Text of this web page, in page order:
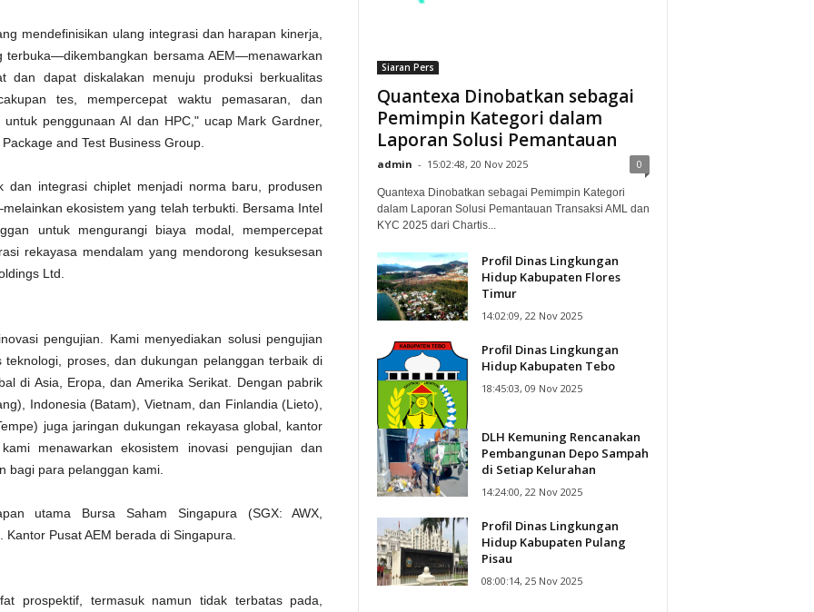
mendefinisikan ulang integrasi dan harapan kinerja,
terbuka—dikembangkan bersama AEM—menawarkan
dan dapat diskalakan menuju produksi berkualitas
tes, mempercepat waktu pemasaran, dan
penggunaan AI dan HPC," ucap Mark Gardner,
and Test Business Group.
dan integrasi chiplet menjadi norma baru, produsen
ekosistem yang telah terbukti. Bersama Intel
untuk mengurangi biaya modal, mempercepat
rekayasa mendalam yang mendorong kesuksesan
Ltd.
pengujian. Kami menyediakan solusi pengujian
proses, dan dukungan pelanggan terbaik di
di Asia, Eropa, dan Amerika Serikat. Dengan pabrik
Indonesia (Batam), Vietnam, dan Finlandia (Lieto),
juga jaringan dukungan rekayasa global, kantor
menawarkan ekosistem inovasi pengujian dan
bagi para pelanggan kami.
utama Bursa Saham Singapura (SGX: AWX,
Kantor Pusat AEM berada di Singapura.
prospektif, termasuk namun tidak terbatas pada,
Siaran Pers
Quantexa Dinobatkan sebagai
Pemimpin Kategori dalam
Laporan Solusi Pemantauan
admin - 15:02:48, 20 Nov 2025 0
Quantexa Dinobatkan sebagai Pemimpin Kategori
dalam Laporan Solusi Pemantauan Transaksi AML dan
KYC 2025 dari Chartis...
Profil Dinas Lingkungan
Hidup Kabupaten Flores
Timur
14:02:09, 22 Nov 2025
Profil Dinas Lingkungan
Hidup Kabupaten Tebo
18:45:03, 09 Nov 2025
DLH Kemuning Rencanakan
Pembangunan Depo Sampah
di Setiap Kelurahan
14:24:00, 22 Nov 2025
Profil Dinas Lingkungan
Hidup Kabupaten Pulang
Pisau
08:00:14, 25 Nov 2025